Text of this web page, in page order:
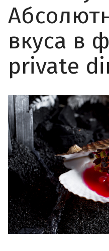
вкуса в
private